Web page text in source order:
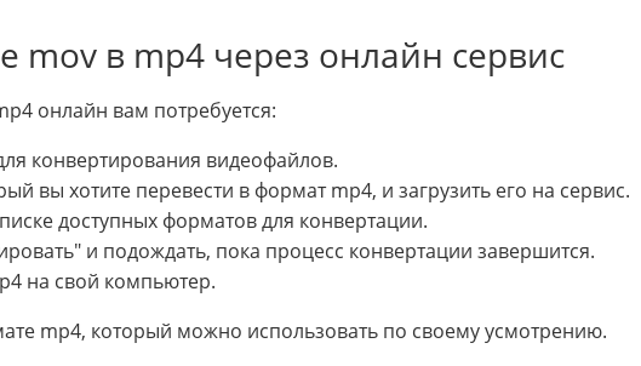
mov в mp4 через онлайн сервис
онлайн вам потребуется:
конвертирования видеофайлов.
вы хотите перевести в формат mp4, и загрузить его на сервис.
доступных форматов для конвертации.
и подождать, пока процесс конвертации завершится.
на свой компьютер.
mp4, который можно использовать по своему усмотрению.